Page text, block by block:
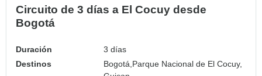
Circuito de 3 días a El Cocuy desde
Bogotá
Duración
3 días
Destinos
Bogotá, Parque Nacional de El Cocuy,